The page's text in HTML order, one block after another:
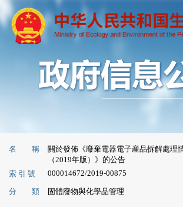
名 稱
關於發佈《廢棄電器電子産品拆解處理
（2019年版）》的公告
索 引 號
000014672/2019-00875
分 類 固體廢物與化學品管理